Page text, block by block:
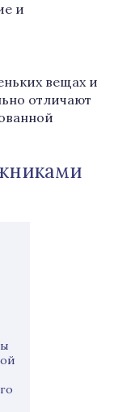
и
вещах и
отличают